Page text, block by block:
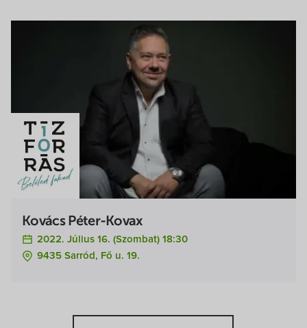
Kovács Péter-Kovax
2022. Július 16. (szombat) 18:30
9435 Sarród, Fő u. 19.